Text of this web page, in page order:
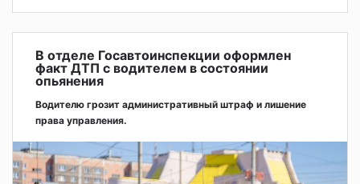
В отделе Госавтоинспекции оформлен
факт ДТП с водителем в состоянии
опьянения
Водителю грозит административный штраф и лишение
права управления.